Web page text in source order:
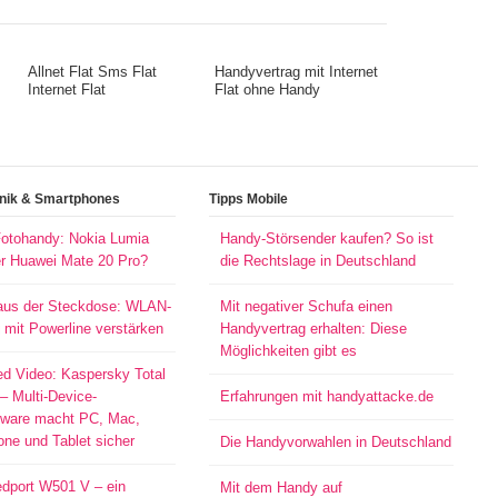
Allnet Flat Sms Flat
Internet Flat
Handyvertrag mit Internet
Flat ohne Handy
& Smartphones
Nokia Lumia
Huawei Mate 20 Pro?
der Steckdose: WLAN-
mit Powerline verstärken
Video: Kaspersky Total
Multi-Device-
macht PC, Mac,
und Tablet sicher
W501 V – ein
Tipps Mobile
Handy-Störsender kaufen? So ist
die Rechtslage in Deutschland
Mit negativer Schufa einen
Handyvertrag erhalten: Diese
Möglichkeiten gibt es
Erfahrungen mit handyattacke.de
Die Handyvorwahlen in Deutschland
Mit dem Handy auf